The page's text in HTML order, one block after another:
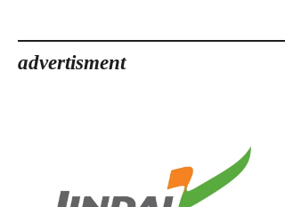
advertisment